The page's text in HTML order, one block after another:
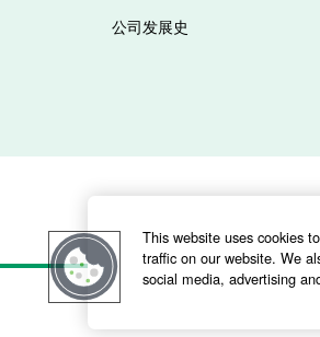
公司发展史
This website uses cookies
traffic on our website. We
social media, advertising